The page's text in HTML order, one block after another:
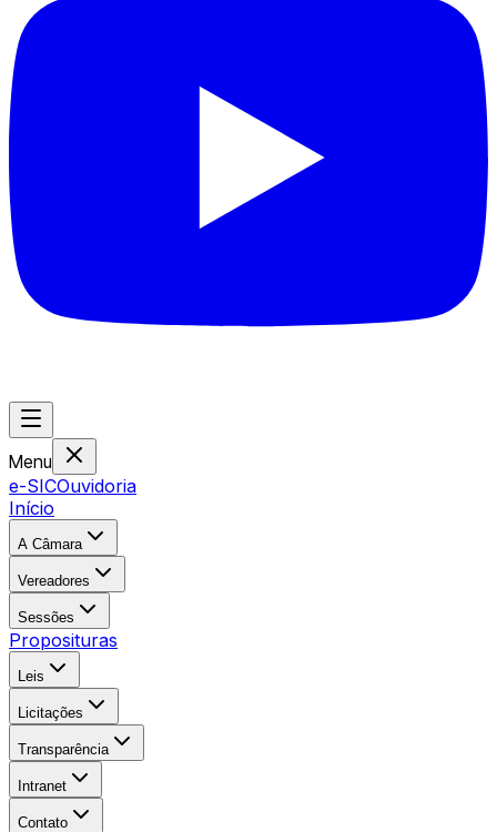
Menu
e-SICOuvidoria
Início
A Câmara
Vereadores
Sessões
Proposituras
Leis
Licitações
Transparência
Intranet
Contato